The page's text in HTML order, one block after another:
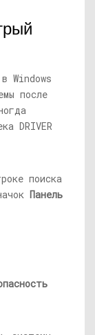
Windows
после
DRIVER
поиска
Панель